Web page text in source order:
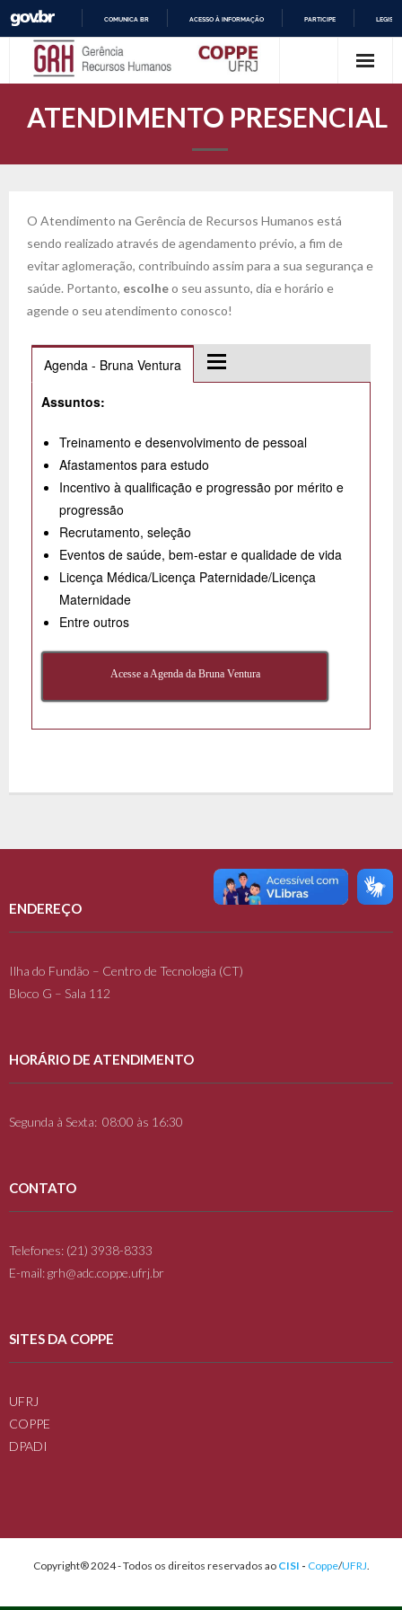
I
R
R
A
E
O
COMUNICA BR ACESSO À INFORMAÇÃO PARTICIPE
ATENDIMENTO PRESENCIAL
O Atendimento na Gerência de Recursos Humanos está
sendo realizado através de agendamento prévio, a fim de
evitar aglomeração, contribuindo assim para a sua segurança e
saúde. Portanto, escolheo seu assunto, dia e horário e
agende o seu atendimento conosco!
Agenda - Bruna Ventura
Assuntos:
Treinamento e desenvolvimento de pessoal
Afastamentos para estudo
Incentivo à qualificação e progressão por mérito e
progressão
Recrutamento, seleção
Eventos de saúde, bem-estar e qualidade de vida
Licença Médica/Licença Paternidade/Licença
Maternidade
Entre outros
Acesse a Agenda da Bruna Ventura
ENDEREÇO
Ilha do Fundão – Centro de Tecnologia (CT)
Bloco G – Sala 112
HORÁRIO DE ATENDIMENTO
Segunda à Sexta: 08:00 às 16:30
CONTATO
Telefones: (21) 3938-8333
E-mail: grh@adc.coppe.ufrj.br
SITES DA COPPE
UFRJ
COPPE
DPADI
Copyright® 2024 - Todos os direitos reservados ao CISI - Coppe/UFRJ.